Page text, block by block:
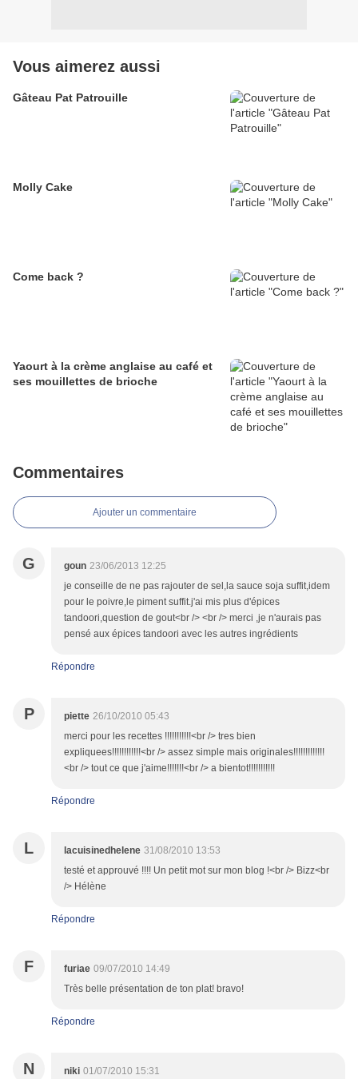
Vous aimerez aussi
Gâteau Pat Patrouille
Molly Cake
Come back ?
Yaourt à la crème anglaise au café et
ses mouillettes de brioche
Commentaires
Ajouter un commentaire
G goun 23/06/2013 12:25
je conseille de ne pas rajouter de sel,la sauce soja suffit,idem
pour le poivre,le piment suffit.j'ai mis plus d'épices
tandoori,question de gout<br /> <br /> merci ,je n'aurais pas
pensé aux épices tandoori avec les autres ingrédients
Répondre
P piette 26/10/2010 05:43
merci pour les recettes !!!!!!!!!!!<br /> tres bien
expliquees!!!!!!!!!!!!<br /> assez simple mais originales!!!!!!!!!!!!!
<br /> tout ce que j'aime!!!!!!!<br /> a bientot!!!!!!!!!!!
Répondre
L lacuisinedhelene 31/08/2010 13:53
testé et approuvé !!!! Un petit mot sur mon blog !<br /> Bizz<br
/> Hélène
Répondre
F furiae 09/07/2010 14:49
Très belle présentation de ton plat! bravo!
Répondre
N niki 01/07/2010 15:31